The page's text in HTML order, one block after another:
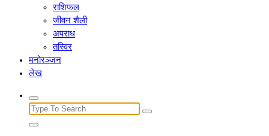
राशिफल
जीवन शैली
अपराध
तस्विर
मनोरञ्जन
लेख
Search
for: